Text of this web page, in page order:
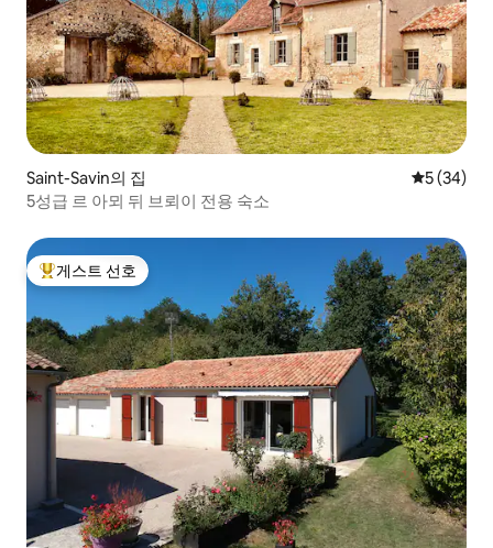
Saint-Savin의 집 평점 5점(5
5 (34)
5성급 르 아뫼 뒤 브뢰이 전용 숙소
상위 게스트 선호
게스트 선호